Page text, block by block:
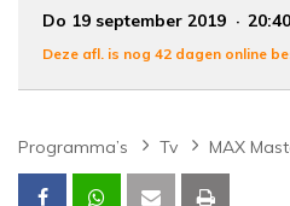
Do 19 september 2019 20:40
Deze afl. is nog 42 dagen online
Programma’s Tv MAX